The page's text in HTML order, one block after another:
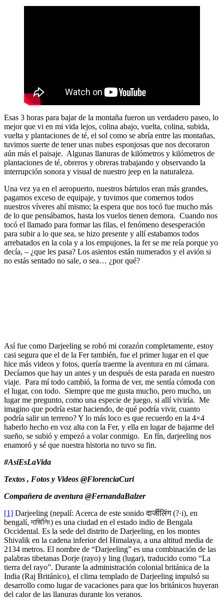
Esas 3 horas para bajar de la montaña fueron un verdadero paseo, lo
mejor que vi en mi vida lejos, colina abajo, vuelta, colina, subida,
vuelta y plantaciones de té, el sol como se abría entre las montañas,
tuvimos suerte de tener unas nubes esponjosas que nos decoraron
aún más el paisaje. Algunas llanuras de kilómetros y kilómetros de
plantaciones de té, obreros y obreras trabajando y observando la
interrupción sonora y visual de nuestro jeep en la naturaleza.
Una vez ya en el aeropuerto, nuestros bártulos eran más grandes,
pagamos exceso de equipaje, y tuvimos que comernos todos
nuestros víveres ahí mismo; la espera que nos tocó fue mucho más
de lo que pensábamos, hasta los vuelos tienen demora. Cuando nos
tocó el llamado para formar las filas, el fenómeno desesperación
para subir a lo que sea, se hizo presente y allí estabamos todos
arrebatados en la cola y a los empujones, la fer se me reía porque yo
decía, – ¿que les pasa? Los asientos están numerados y el avión si
no estás sentado no sale, o sea… ¿por qué?
Así fue como Darjeeling se robó mi corazón completamente, estoy
casi segura que el de la Fer también, fue el primer lugar en el que
hice más videos y fotos, quería traerme la aventura en mi cámara.
Decíamos que hay un antes y un después de esta parada en nuestro
viaje. Para mí todo cambió, la forma de ver, me sentía cómoda con
el lugar, con todo. Siempre que me gusta mucho, pero mucho, un
lugar me pregunto, como una especie de juego, si allí viviría. Me
imagino que podría estar haciendo, de qué podría vivir, cuanto
podría salir un terreno? Y lo más loco es que recuerdo en la 4×4
haberlo hecho en voz alta con la Fer, y ella en lugar de bajarme del
sueño, se subió y empezó a volar conmigo. En fín, darjeeling nos
enamoró y sé que nuestra historia no tuvo su fin.
#AsiEsLaVida
Textos , Fotos y Videos @FlorenciaCuri
Compañera de aventura @FernandaBalzer
[1] Darjeeling (nepalí: Acerca de este sonido दार्जीलिंग (?·i), en
bengalí, দার্জিলিং) es una ciudad en el estado indio de Bengala
Occidental. Es la sede del distrito de Darjeeling, en los montes
Shivalik en la cadena inferior del Himalaya, a una altitud media de
2134 metros. El nombre de “Darjeeling” es una combinación de las
palabras tibetanas Dorje (rayo) y ling (lugar), traducido como “La
tierra del rayo”. Durante la administración colonial británica de la
India (Raj Británico), el clima templado de Darjeeling impulsó su
desarrollo como lugar de vacaciones para que los británicos huyeran
del calor de las llanuras durante los veranos.